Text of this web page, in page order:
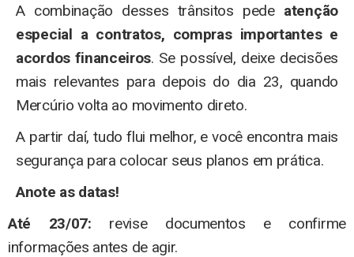
A combinação desses trânsitos pede atenção
especial a contratos, compras importantes e
acordos financeiros. Se possível, deixe decisões
mais relevantes para depois do dia 23, quando
Mercúrio volta ao movimento direto.
A partir daí, tudo flui melhor, e você encontra mais
segurança para colocar seus planos em prática.
Anote as datas!
Até 23/07: revise documentos e confirme
informações antes de agir.